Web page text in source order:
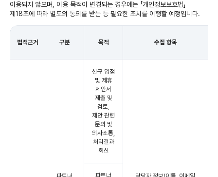
이용되지 않으며, 이용 목적이 변경되는 경우에는 「개인정보보호법」
제18조에 따라 별도의 동의를 받는 등 필요한 조치를 이행할 예정입니다.
법적근거 구분 목적 수집 항목
신규 입점
및 제휴
제안서
제출 및
검토,
제안 관련
문의 및
의사소통,
처리결과
회신
파트너